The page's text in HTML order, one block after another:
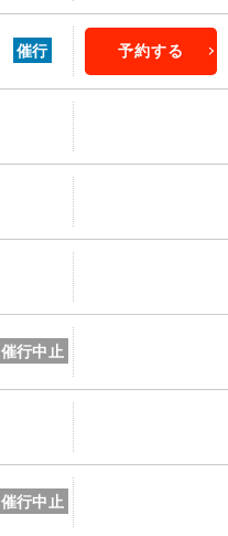
催行 予約する
催行中止
催行中止